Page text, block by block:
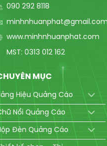
090 292 8118
www.minhnhuanphat.com
MST: 0313 012 162
MỤC
Hiệu Quảng Cáo
Nổi Quảng Cáo
Đèn Quảng Cáo